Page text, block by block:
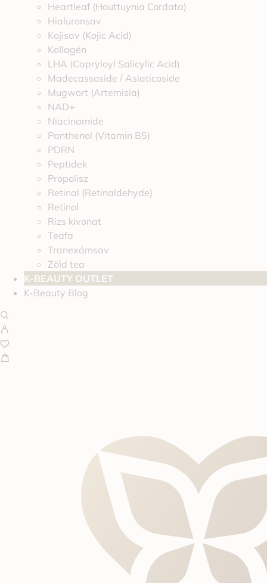
Heartleaf (Houttuynia Cordata)
Hialuronsav
Kojisav (Kojic Acid)
Kollagén
LHA (Capryloyl Salicylic Acid)
Madecassoside / Asiaticoside
Mugwort (Artemisia)
NAD+
Niacinamide
Panthenol (Vitamin B5)
PDRN
Peptidek
Propolisz
Retinal (Retinaldehyde)
Retinol
Rizs kivonat
Teafa
Tranexámsav
Zöld tea
K-BEAUTY OUTLET
K-Beauty Blog